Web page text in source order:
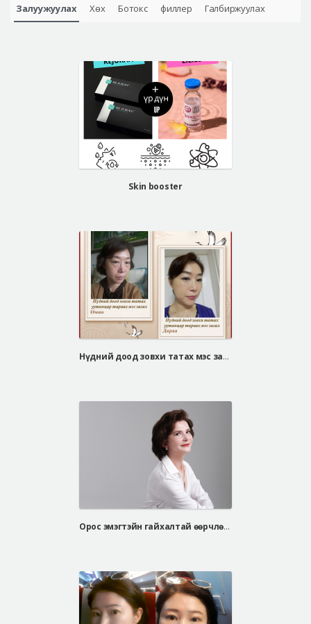
Залуужуулах Хөх Ботокс филлер Галбиржуулах
Skin booster
Нүдний доод зовхи татах мэс засал, уутанцар арилгах мэс засал
Орос эмэгтэйн гайхалтай өөрчлөлт